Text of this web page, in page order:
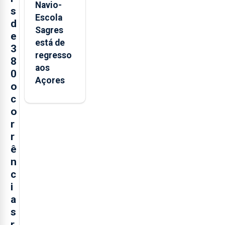
s
d
e
3
8
0
o
c
o
r
r
ê
n
c
i
a
s
Navio-
Escola
Sagres
está de
regresso
aos
Açores